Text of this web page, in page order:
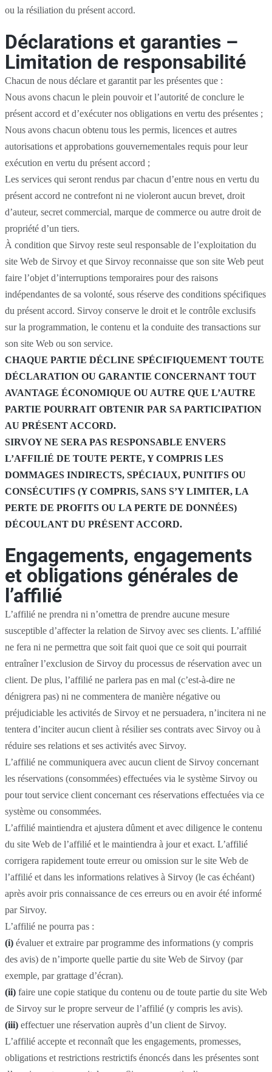
ou la résiliation du présent accord.
Déclarations et garanties –
Limitation de responsabilité
Chacun de nous déclare et garantit par les présentes que :
Nous avons chacun le plein pouvoir et l’autorité de conclure le
présent accord et d’exécuter nos obligations en vertu des présentes ;
Nous avons chacun obtenu tous les permis, licences et autres
autorisations et approbations gouvernementales requis pour leur
exécution en vertu du présent accord ;
Les services qui seront rendus par chacun d’entre nous en vertu du
présent accord ne contrefont ni ne violeront aucun brevet, droit
d’auteur, secret commercial, marque de commerce ou autre droit de
propriété d’un tiers.
À condition que Sirvoy reste seul responsable de l’exploitation du
site Web de Sirvoy et que Sirvoy reconnaisse que son site Web peut
faire l’objet d’interruptions temporaires pour des raisons
indépendantes de sa volonté, sous réserve des conditions spécifiques
du présent accord. Sirvoy conserve le droit et le contrôle exclusifs
sur la programmation, le contenu et la conduite des transactions sur
son site Web ou son service.
CHAQUE PARTIE DÉCLINE SPÉCIFIQUEMENT TOUTE
DÉCLARATION OU GARANTIE CONCERNANT TOUT
AVANTAGE ÉCONOMIQUE OU AUTRE QUE L’AUTRE
PARTIE POURRAIT OBTENIR PAR SA PARTICIPATION
AU PRÉSENT ACCORD.
SIRVOY NE SERA PAS RESPONSABLE ENVERS
L’AFFILIÉ DE TOUTE PERTE, Y COMPRIS LES
DOMMAGES INDIRECTS, SPÉCIAUX, PUNITIFS OU
CONSÉCUTIFS (Y COMPRIS, SANS S’Y LIMITER, LA
PERTE DE PROFITS OU LA PERTE DE DONNÉES)
DÉCOULANT DU PRÉSENT ACCORD.
Engagements, engagements
et obligations générales de
l’affilié
L’affilié ne prendra ni n’omettra de prendre aucune mesure
susceptible d’affecter la relation de Sirvoy avec ses clients. L’affilié
ne fera ni ne permettra que soit fait quoi que ce soit qui pourrait
entraîner l’exclusion de Sirvoy du processus de réservation avec un
client. De plus, l’affilié ne parlera pas en mal (c’est-à-dire ne
dénigrera pas) ni ne commentera de manière négative ou
préjudiciable les activités de Sirvoy et ne persuadera, n’incitera ni ne
tentera d’inciter aucun client à résilier ses contrats avec Sirvoy ou à
réduire ses relations et ses activités avec Sirvoy.
L’affilié ne communiquera avec aucun client de Sirvoy concernant
les réservations (consommées) effectuées via le système Sirvoy ou
pour tout service client concernant ces réservations effectuées via ce
système ou consommées.
L’affilié maintiendra et ajustera dûment et avec diligence le contenu
du site Web de l’affilié et le maintiendra à jour et exact. L’affilié
corrigera rapidement toute erreur ou omission sur le site Web de
l’affilié et dans les informations relatives à Sirvoy (le cas échéant)
après avoir pris connaissance de ces erreurs ou en avoir été informé
par Sirvoy.
L’affilié ne pourra pas :
(i) évaluer et extraire par programme des informations (y compris
des avis) de n’importe quelle partie du site Web de Sirvoy (par
exemple, par grattage d’écran).
(ii) faire une copie statique du contenu ou de toute partie du site Web
de Sirvoy sur le propre serveur de l’affilié (y compris les avis).
(iii) effectuer une réservation auprès d’un client de Sirvoy.
L’affilié accepte et reconnaît que les engagements, promesses,
obligations et restrictions restrictifs énoncés dans les présentes sont